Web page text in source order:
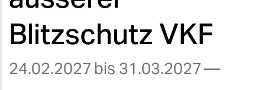
Blitzschutz VKF
24.02.2027 bis 31.03.2027—